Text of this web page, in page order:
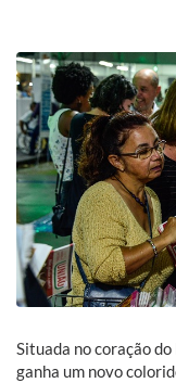
Situada no coração
ganha um novo